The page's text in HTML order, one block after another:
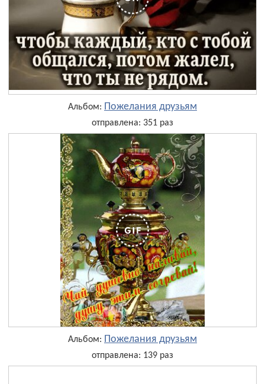
Альбом: Пожелания друзьям
отправлена: 351 раз
Альбом: Пожелания друзьям
отправлена: 139 раз